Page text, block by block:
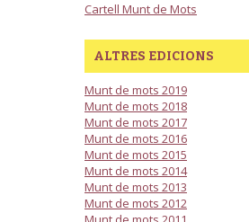
Cartell Munt de Mots
ALTRES EDICIONS
Munt de mots 2019
Munt de mots 2018
Munt de mots 2017
Munt de mots 2016
Munt de mots 2015
Munt de mots 2014
Munt de mots 2013
Munt de mots 2012